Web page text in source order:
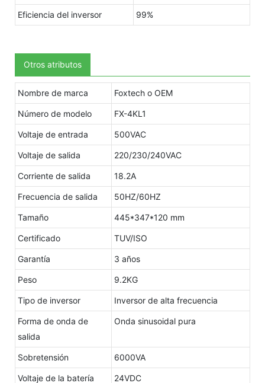
Eficiencia del inversor 99%
Otros atributos
Nombre de marca Foxtech o OEM
Número de modelo FX-4KL1
Voltaje de entrada 500VAC
Voltaje de salida 220/230/240VAC
Corriente de salida 18.2A
Frecuencia de salida 50HZ/60HZ
Tamaño 445*347*120 mm
Certificado TUV/ISO
Garantía 3 años
Peso 9.2KG
Tipo de inversor Inversor de alta frecuencia
Forma de onda de
salida
Onda sinusoidal pura
Sobretensión 6000VA
Voltaje de la batería 24VDC